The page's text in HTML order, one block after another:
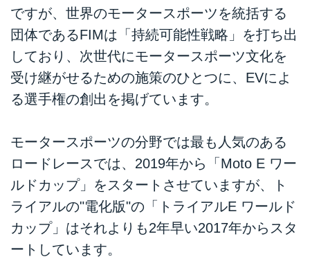
ですが、世界のモータースポーツを統括する
団体であるFIMは「持続可能性戦略」を打ち出
しており、次世代にモータースポーツ文化を
受け継がせるための施策のひとつに、EVによ
る選手権の創出を掲げています。
モータースポーツの分野では最も人気のある
ロードレースでは、2019年から「Moto E ワー
ルドカップ」をスタートさせていますが、ト
ライアルの"電化版"の「トライアルE ワールド
カップ」はそれよりも2年早い2017年からスタ
ートしています。